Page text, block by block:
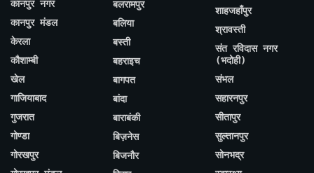
कानपुर नगर
कानपुर मंडल
केरला
कौशाम्बी
खेल
गाजियाबाद
गुजरात
गोण्डा
गोरखपुर
बलरामपुर
बलिया
बस्ती
बहराइच
बागपत
बांदा
बाराबंकी
बिज़नेस
बिजनौर
शाहजहाँपुर
श्रावस्ती
संत रविदास नगर
(भदोही)
संभल
सहारनपुर
सीतापुर
सुल्तानपुर
सोनभद्र